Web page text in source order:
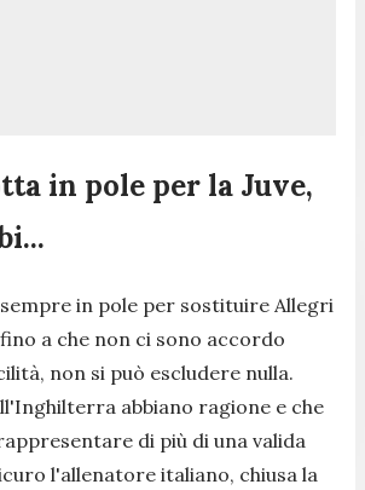
in pole per la Juve,
in pole per sostituire Allegri
a che non ci sono accordo
non si può escludere nulla.
abbiano ragione e che
di più di una valida
l'allenatore italiano, chiusa la